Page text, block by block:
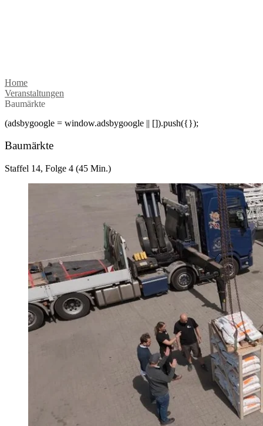
Home
Veranstaltungen
Baumärkte
(adsbygoogle = window.adsbygoogle || []).push({});
Baumärkte
Staffel 14, Folge 4 (45 Min.)